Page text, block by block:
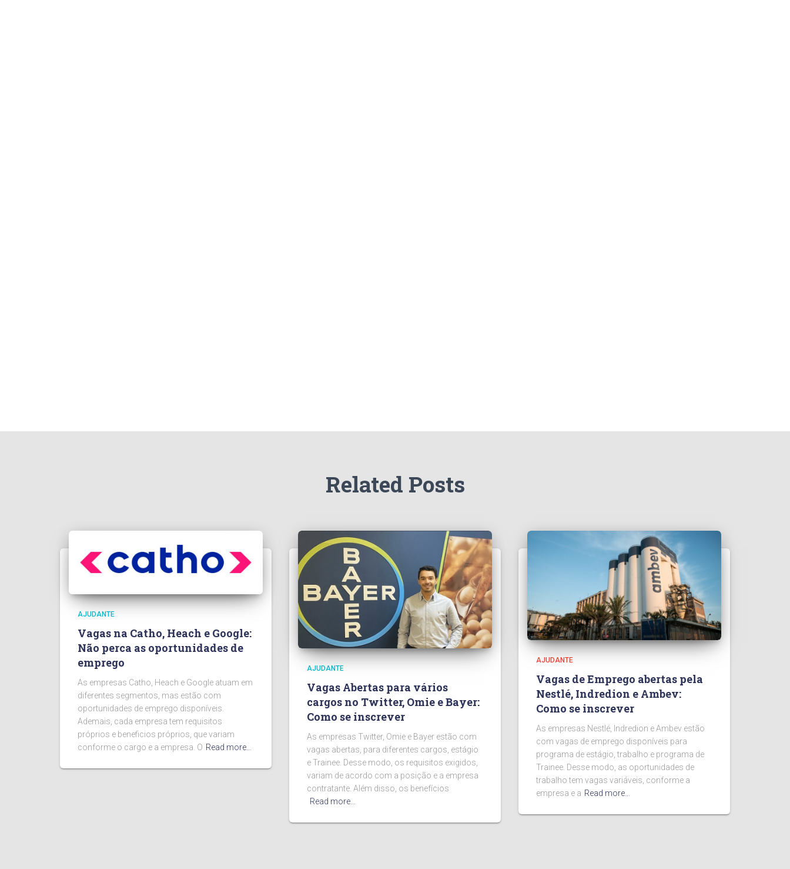
Related Posts
AJUDANTE
Vagas na Catho, Heach e Google:
Não perca as oportunidades de
emprego
As empresas Catho, Heach e Google atuam em
diferentes segmentos, mas estão com
oportunidades de emprego disponíveis.
Ademais, cada empresa tem requisitos
próprios e beneficios próprios, que variam
conforme o cargo e a empresa. O Read more…
AJUDANTE
Vagas Abertas para vários
cargos no Twitter, Omie e Bayer:
Como se inscrever
As empresas Twitter, Omie e Bayer estão com
vagas abertas, para diferentes cargos, estágio
e Trainee. Desse modo, os requisitos exigidos,
variam de acordo com a posição e a empresa
contratante. Além disso, os benefícios
Read more…
AJUDANTE
Vagas de Emprego abertas pela
Nestlé, Indredion e Ambev:
Como se inscrever
As empresas Nestlé, Indredion e Ambev estão
com vagas de emprego disponíveis para
programa de estágio, trabalho e programa de
Trainee. Desse modo, as oportunidades de
trabalho tem vagas variáveis, conforme a
empresa e a Read more…